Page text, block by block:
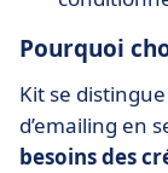
Pourquoi
Kit se
d’emailing en
besoins des